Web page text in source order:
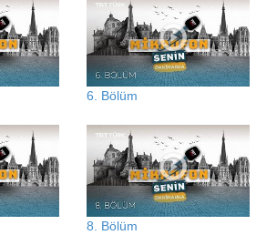
6. Bölüm
8. Bölüm